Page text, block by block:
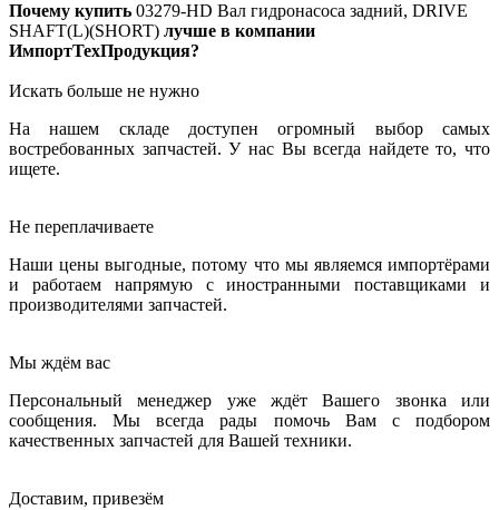
Почему купить 03279-HD Вал гидронасоса задний, DRIVE
SHAFT(L)(SHORT) лучше в компании
ИмпортТехПродукция?
Искать больше не нужно
На нашем складе доступен огромный выбор самых
востребованных запчастей. У нас Вы всегда найдете то, что
ищете.
Не переплачиваете
Наши цены выгодные, потому что мы являемся импортёрами
и работаем напрямую с иностранными поставщиками и
производителями запчастей.
Мы ждём вас
Персональный менеджер уже ждёт Вашего звонка или
сообщения. Мы всегда рады помочь Вам с подбором
качественных запчастей для Вашей техники.
Доставим, привезём